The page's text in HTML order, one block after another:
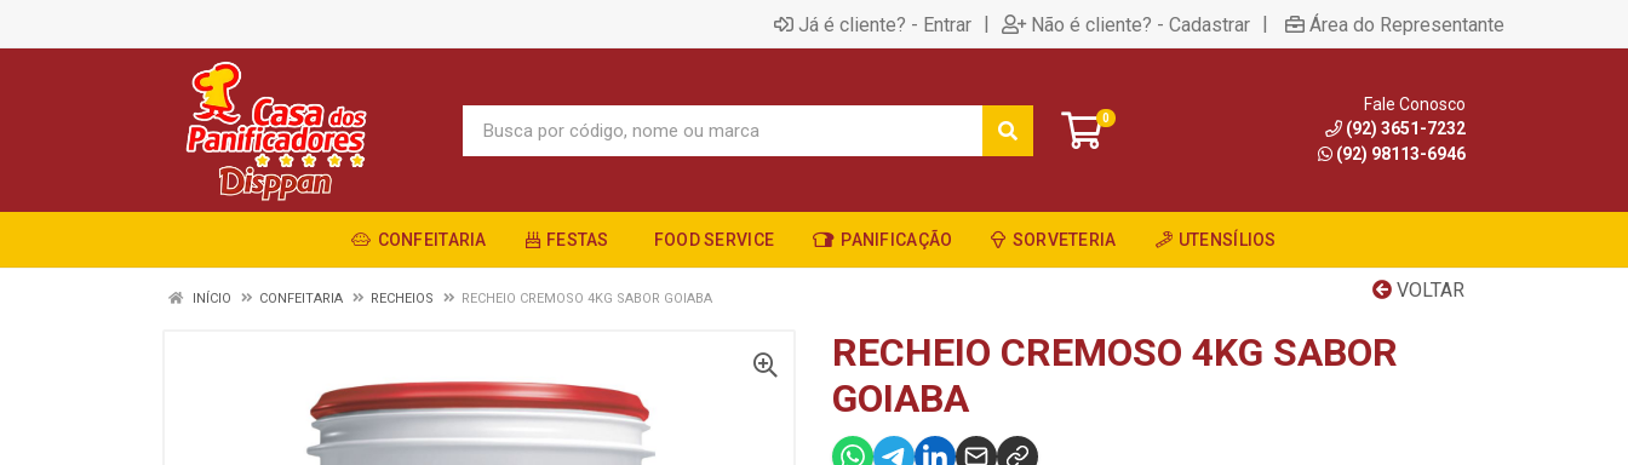
Já é cliente? - Entrar | Não é cliente? - Cadastrar | Área do Representante
0
Fale Conosco
(92) 3651-7232
(92) 98113-6946
CONFEITARIA FESTAS FOOD SERVICE PANIFICAÇÃO SORVETERIA UTENSÍLIOS
VOLTAR
INÍCIO CONFEITARIA RECHEIOS RECHEIO CREMOSO 4KG SABOR GOIABA
RECHEIO CREMOSO 4KG SABOR
GOIABA